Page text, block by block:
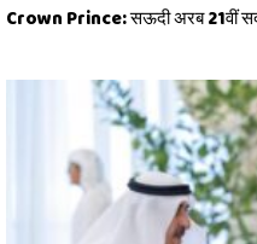
Crown Prince: सऊदी अरब 21वीं